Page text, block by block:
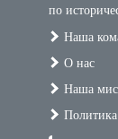
по
Наша
О нас
Наша
Политика